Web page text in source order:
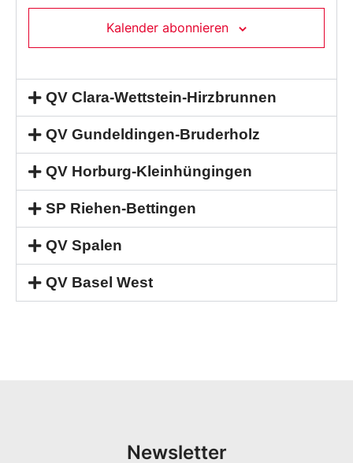
Kalender abonnieren
QV Clara-Wettstein-Hirzbrunnen
QV Gundeldingen-Bruderholz
QV Horburg-Kleinhüngingen
SP Riehen-Bettingen
QV Spalen
QV Basel West
Newsletter